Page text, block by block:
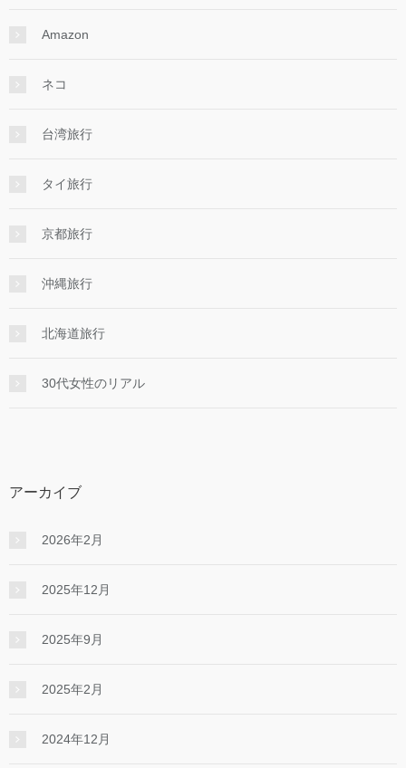
Amazon
ネコ
台湾旅行
タイ旅行
京都旅行
沖縄旅行
北海道旅行
30代女性のリアル
アーカイブ
2026年2月
2025年12月
2025年9月
2025年2月
2024年12月